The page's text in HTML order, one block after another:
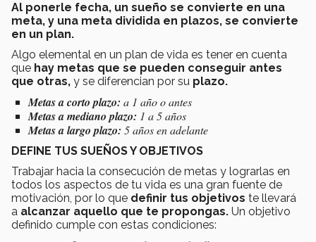
Al ponerle fecha, un sueño se convierte en una
meta, y una meta dividida en plazos, se convierte
en un plan.
Algo elemental en un plan de vida es tener en cuenta
que hay metas que se pueden conseguir antes
que otras, y se diferencian por su plazo.
Metas a corto plazo: a 1 año o antes
Metas a mediano plazo: 1 a 5 años
Metas a largo plazo: 5 años en adelante
DEFINE TUS SUEÑOS Y OBJETIVOS
Trabajar hacia la consecución de metas y lograrlas en
todos los aspectos de tu vida es una gran fuente de
motivación, por lo que definir tus objetivos te llevará
a alcanzar aquello que te propongas. Un objetivo
definido cumple con estas condiciones: